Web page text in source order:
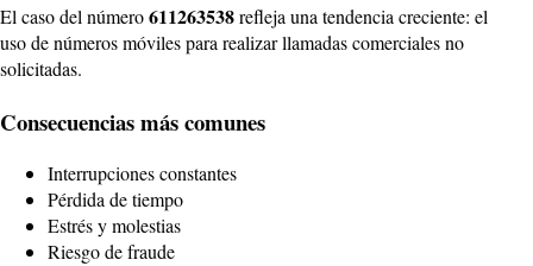
El caso del número611263538refleja una tendencia creciente: el
uso de números móviles para realizar llamadas comerciales no
solicitadas.
Consecuencias más comunes
Interrupciones constantes
Pérdida de tiempo
Estrés y molestias
Riesgo de fraude